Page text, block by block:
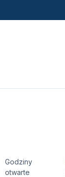
Godziny
otwarte